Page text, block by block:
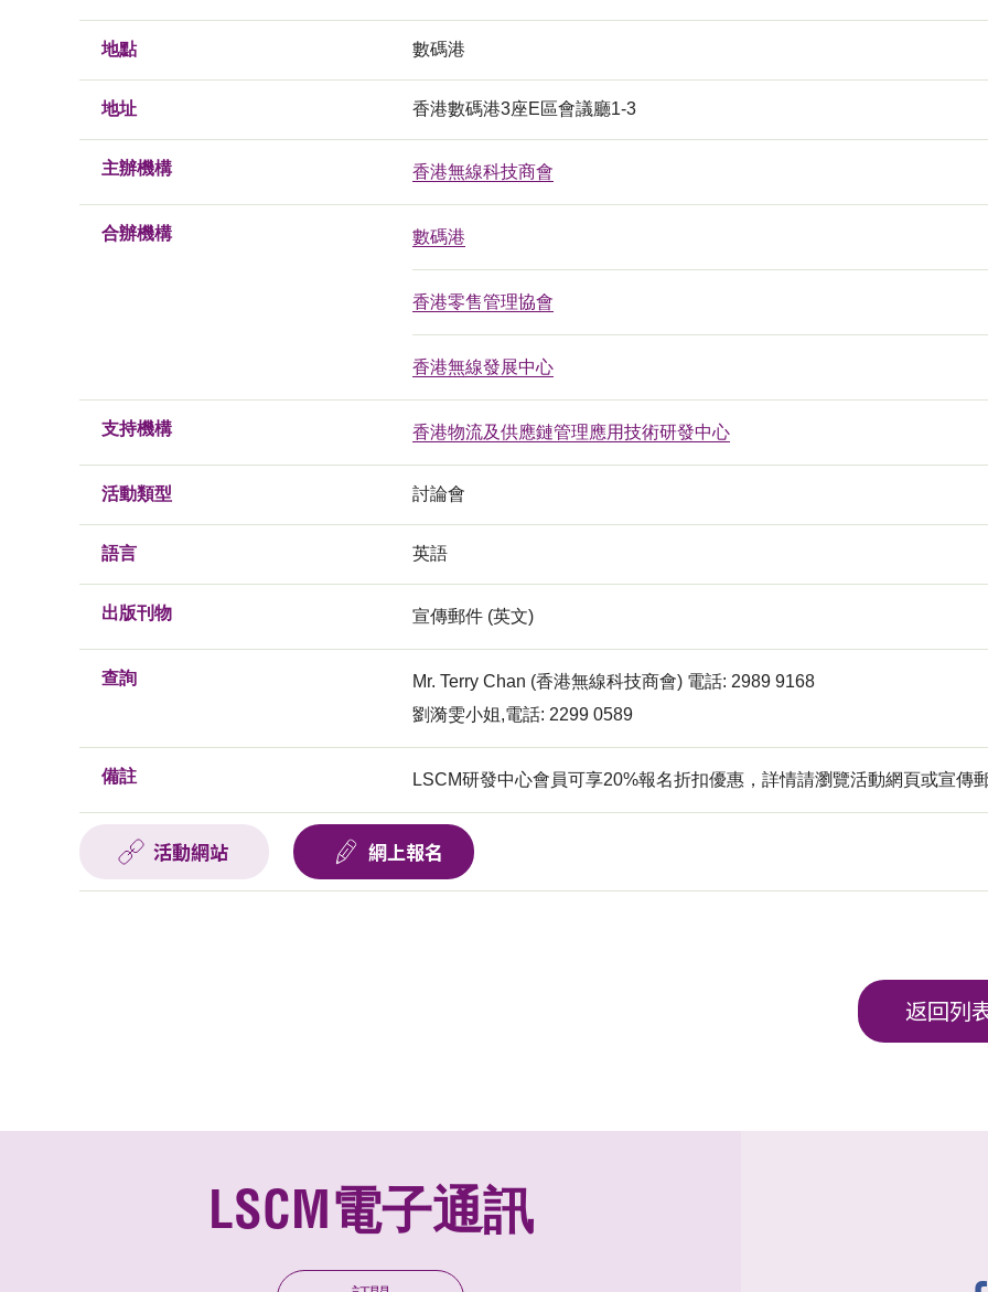
地點 數碼港
地址 香港數碼港3座E區會議廳1-3
主辦機構 香港無線科技商會
合辦機構 數碼港
香港零售管理協會
香港無線發展中心
支持機構 香港物流及供應鏈管理應用技術研發中心
活動類型 討論會
語言 英語
出版刊物 宣傳郵件 (英文)
查詢
Mr. Terry Chan (香港無線科技商會) 電話: 2989 9168
劉漪雯小姐,電話: 2299 0589
備註 LSCM研發中心會員可享20%報名折扣優惠，詳情請瀏覽活動網頁或宣傳
活動網站 網上報名
返回列
LSCM電子通訊